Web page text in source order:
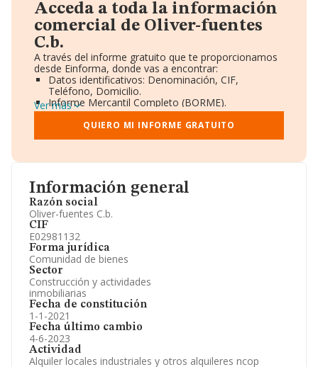
Información general
Razón social
Oliver-fuentes C.b.
CIF
E02981132
Forma jurídica
Comunidad de bienes
Sector
Construcción y actividades
inmobiliarias
Fecha de constitución
1-1-2021
Fecha último cambio
4-6-2023
Actividad
Alquiler locales industriales y otros alquileres ncop
Acceda a toda la información
comercial de Oliver-fuentes
C.b.
A través del informe gratuito que te proporcionamos
desde Einforma, donde vas a encontrar:
Datos identificativos: Denominación, CIF,
Teléfono, Domicilio.
Informe Mercantil Completo (BORME).
Gráficos de Evolución Ventas y Empleados.
Consejo de Administración y Administradores.
Directivos y Ejecutivos.
Información oficial y registral complementaria.
Ver más
QUIERO MI INFORME GRATUITO